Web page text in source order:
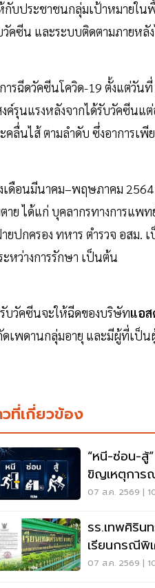
บประชาชนกลุ่มเป้าหมายใ
วัคซีน และระบบติดตามภายหลั
ารฉีดวัคซีนโควิด-19 ตั้งแต่วั
รุนแรงหลังจากได้รับวัคซีนแ
ลื่นไส้ ตามลำดับ ซึ่งอาการเ
เดือนมีนาคม–พฤษภาคม
าย ได้แก่ บุคลากรทางการแ
ปกครอง ทหาร ตำรวจ อสม.
หว่างการรักษา เป็นต้น
บวัคซีนจะให้ฉีดของบริษัทแอส
เพดานกลุ่มอายุ และมีผู้ที่เป็
วที่เกี่ยวข้อง
“หนี-ซ่อน-สู้” วิธีเอาตัวรอดเมื่อเผ
ขิญเหตุการ
07 ส.ค. 2569 |
รร.เทพศิริน
เรียนกรณีพิ
เหตุกราดยิง
07 ส.ค. 2569 |